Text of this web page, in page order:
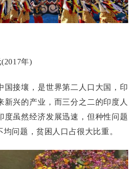
年)
国接壤，是世界第二人口大国，印
新兴的产业，而三分之二的印度人
度虽然经济发展迅速，但种性问题
问题，贫困人口占很大比重。